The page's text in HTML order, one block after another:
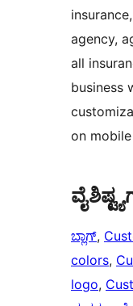
agency,
all
business
on
ಬ್ಲಾಗ್,
colors,
logo,